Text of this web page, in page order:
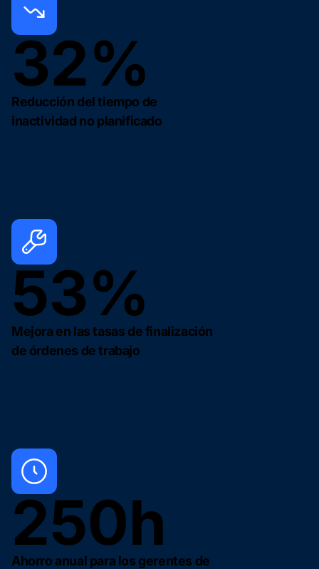
32%
Reducción del tiempo de
inactividad no planificado
53%
Mejora en las tasas de finalización
de órdenes de trabajo
250h
Ahorro anual para los gerentes de